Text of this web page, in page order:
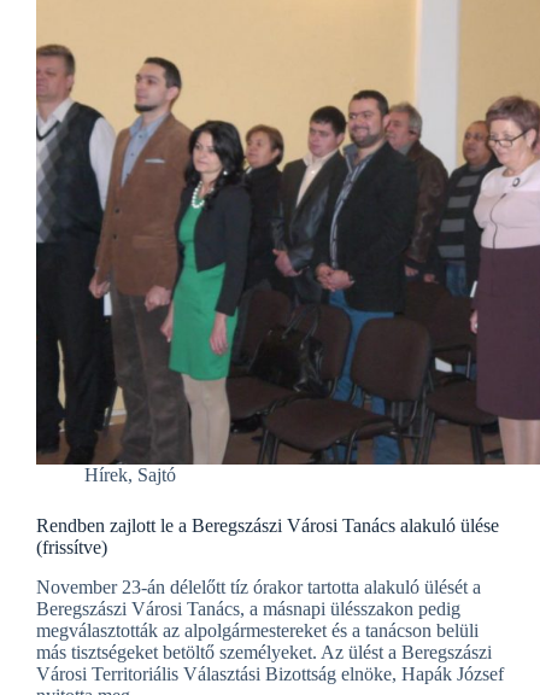
Hírek, Sajtó
Rendben zajlott le a Beregszászi Városi Tanács alakuló ülése
(frissítve)
November 23-án délelőtt tíz órakor tartotta alakuló ülését a
Beregszászi Városi Tanács, a másnapi ülésszakon pedig
megválasztották az alpolgármestereket és a tanácson belüli
más tisztségeket betöltő személyeket. Az ülést a Beregszászi
Városi Territoriális Választási Bizottság elnöke, Hapák József